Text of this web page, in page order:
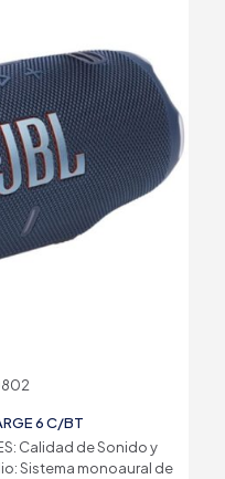
6 C/BT
Calidad de Sonido y
Sistema monoaural de